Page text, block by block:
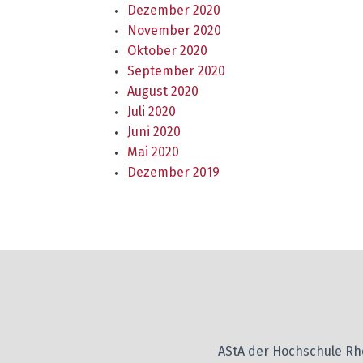
Dezember 2020
November 2020
Oktober 2020
September 2020
August 2020
Juli 2020
Juni 2020
Mai 2020
Dezember 2019
AStA der Hochschule